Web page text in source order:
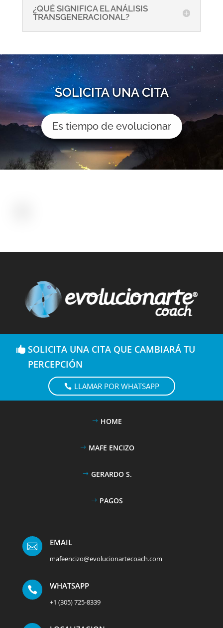
¿QUÉ SIGNIFICA EL ANÁLISIS
TRANSGENERACIONAL?
SOLICITA UNA CITA
Es tiempo de evolucionar
SOLICITA UNA CITA QUE CAMBIARÁ TU
PERCEPCIÓN
LLAMAR POR WHATSAPP
HOME
MAFE ENCIZO
GERARDO S.
PAGOS
 EMAIL
mafeencizo@evolucionartecoach.com
 WHATSAPP
+1 (305) 725-8339